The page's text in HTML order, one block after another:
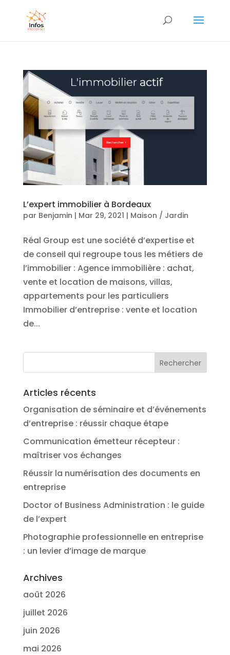
L’expert immobilier à Bordeaux
par Benjamin | Mar 29, 2021 | Maison / Jardin
Réal Group est une société d’expertise et
de conseil qui regroupe tous les métiers de
l’immobilier : Agence immobilière : achat,
vente et location de maisons, villas,
appartements pour les particuliers
Immobilier d’entreprise : vente et location
de...
Articles récents
Organisation de séminaire et d’événements
d’entreprise : réussir chaque étape
Communication émetteur récepteur :
maîtriser vos échanges
Réussir la numérisation des documents en
entreprise
Doctor of Business Administration : le guide
de l’expert
Photographie professionnelle en entreprise
: un levier d’image de marque
Archives
août 2026
juillet 2026
juin 2026
mai 2026